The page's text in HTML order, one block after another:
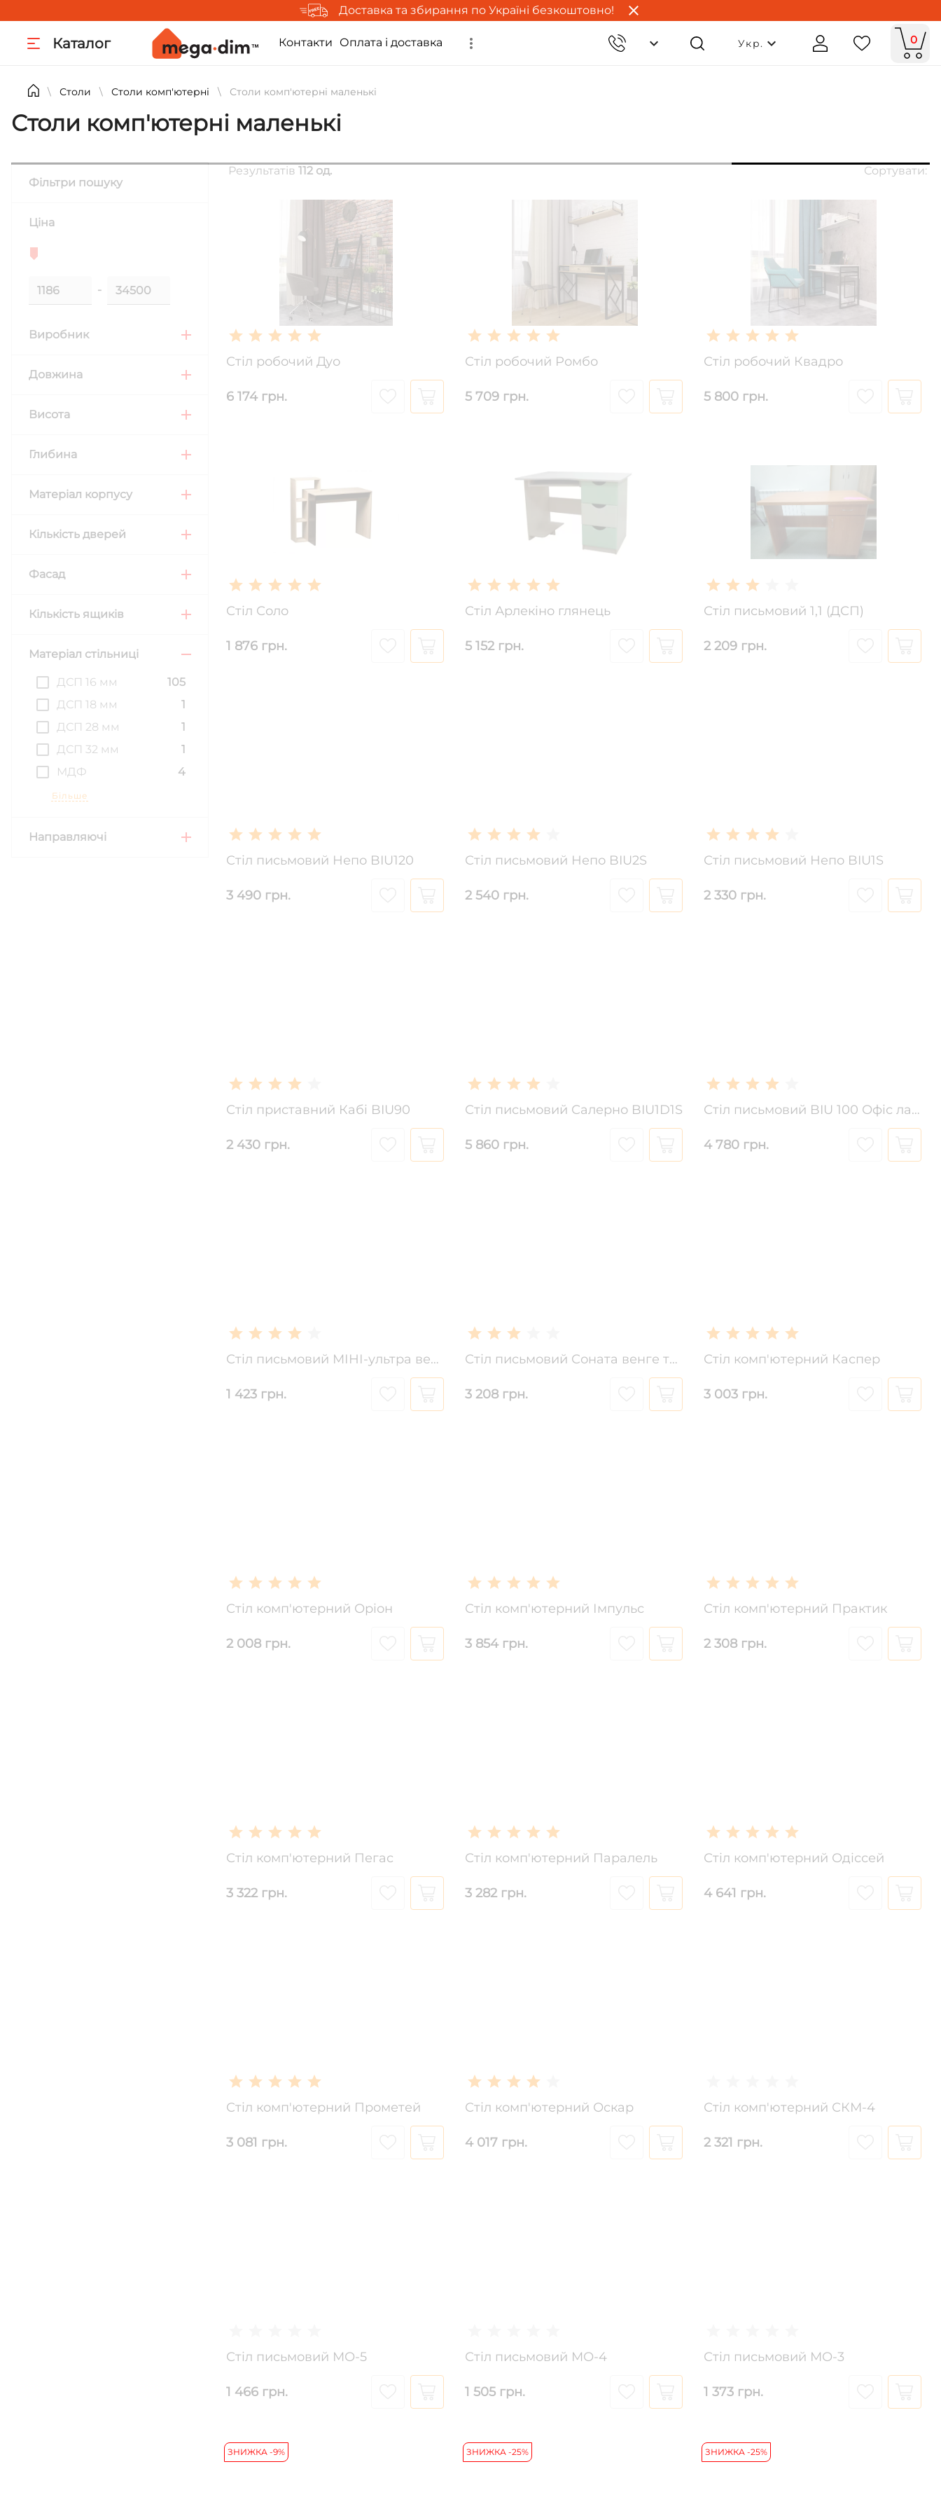
Доставка та збирання по Україні безкоштовно!
Каталог Контакти Оплата і доставка Укр. 0
\ Столи \ Столи комп'ютерні \ Столи комп'ютерні маленькі
Столи комп'ютерні маленькі
Фільтри пошуку
Ціна
-
Виробник
Довжина
Висота
Глибина
Матеріал корпусу
Кількість дверей
Фасад
Кількість ящиків
Матеріал стільниці
ДСП 16 мм
105
ДСП 18 мм
1
ДСП 28 мм
1
ДСП 32 мм
1
МДФ
4
Більше
Направляючі
Результатів 112 од. Сортувати:
Стіл робочий Дуо
6 174 грн.
Стіл робочий Ромбо
5 709 грн.
Стіл робочий Квадро
5 800 грн.
Стіл Соло
1 876 грн.
Стіл Арлекіно глянець
5 152 грн.
Стіл письмовий 1,1 (ДСП)
2 209 грн.
Стіл письмовий Непо BIU120
3 490 грн.
Стіл письмовий Непо BIU2S
2 540 грн.
Стіл письмовий Непо BIU1S
2 330 грн.
Стіл приставний Кабі BIU90
2 430 грн.
Стіл письмовий Салерно BIU1D1S
5 860 грн.
Стіл письмовий BIU 100 Офіс лайн
4 780 грн.
Стіл письмовий МІНІ-ультра венге темний
1 423 грн.
Стіл письмовий Соната венге тем./білий
3 208 грн.
Стіл комп'ютерний Каспер
3 003 грн.
Стіл комп'ютерний Оріон
2 008 грн.
Стіл комп'ютерний Імпульс
3 854 грн.
Стіл комп'ютерний Практик
2 308 грн.
Стіл комп'ютерний Пегас
3 322 грн.
Стіл комп'ютерний Паралель
3 282 грн.
Стіл комп'ютерний Одіссей
4 641 грн.
Стіл комп'ютерний Прометей
3 081 грн.
Стіл комп'ютерний Оскар
4 017 грн.
Стіл комп'ютерний СКМ-4
2 321 грн.
Стіл письмовий МО-5
1 466 грн.
Стіл письмовий МО-4
1 505 грн.
Стіл письмовий МО-3
1 373 грн.
ЗНИЖКА -9% ЗНИЖКА -25% ЗНИЖКА -25%